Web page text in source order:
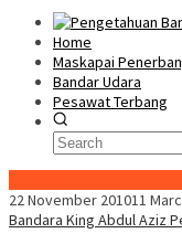
Home
Maskapai
Bandar Udara
Pesawat Terbang
22 November 201011
Bandara King Abdul Aziz